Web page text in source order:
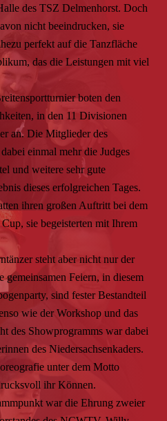
des TSZ Delmenhorst. Doch
nicht beeindrucken, sie
perfekt auf die Tanzfläche
das die Leistungen mit viel
boten den
in den 11 Divisionen
an. Die Mitglieder des
einmal mehr die Judges
und weitere sehr gute
dieses erfolgreichen Tages.
ihren großen Auftritt bei dem
sie begeisterten mit Ihrem
steht aber nicht nur der
gemeinsamen Feiern, in diesem
sind fester Bestandteil
wie der Workshop und das
des Showprogramms war dabei
des Niedersachsenkaders.
unter dem Motto
ihr Können.
war die Ehrung zweier